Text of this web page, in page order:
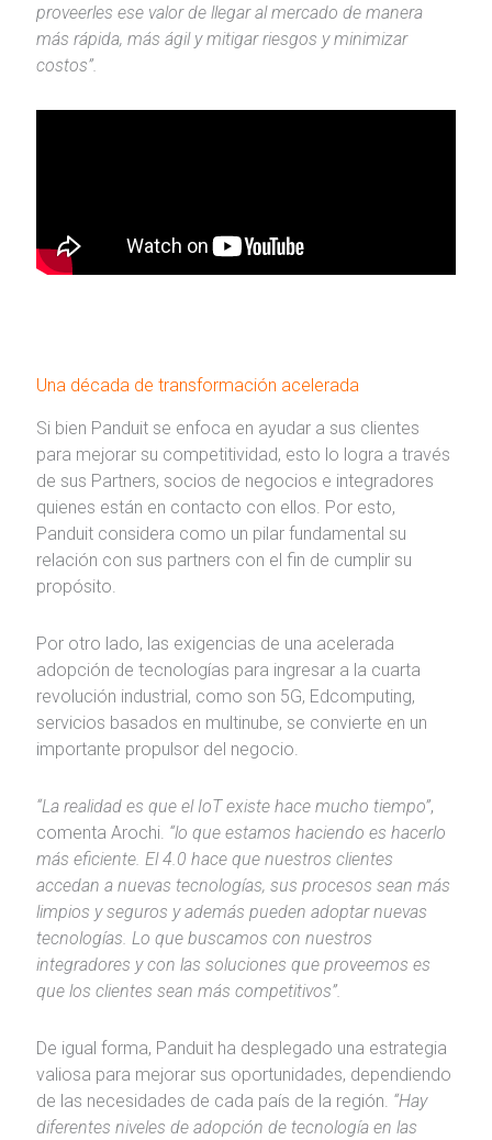
proveerles ese valor de llegar al mercado de manera
más rápida, más ágil y mitigar riesgos y minimizar
costos”.
Una década de transformación acelerada
Si bien Panduit se enfoca en ayudar a sus clientes
para mejorar su competitividad, esto lo logra a través
de sus Partners, socios de negocios e integradores
quienes están en contacto con ellos. Por esto,
Panduit considera como un pilar fundamental su
relación con sus partners con el fin de cumplir su
propósito.
Por otro lado, las exigencias de una acelerada
adopción de tecnologías para ingresar a la cuarta
revolución industrial, como son 5G, Edcomputing,
servicios basados en multinube, se convierte en un
importante propulsor del negocio.
“La realidad es que el IoT existe hace mucho tiempo”,
comenta Arochi. “lo que estamos haciendo es hacerlo
más eficiente. El 4.0 hace que nuestros clientes
accedan a nuevas tecnologías, sus procesos sean más
limpios y seguros y además pueden adoptar nuevas
tecnologías. Lo que buscamos con nuestros
integradores y con las soluciones que proveemos es
que los clientes sean más competitivos”.
De igual forma, Panduit ha desplegado una estrategia
valiosa para mejorar sus oportunidades, dependiendo
de las necesidades de cada país de la región. “Hay
diferentes niveles de adopción de tecnología en las